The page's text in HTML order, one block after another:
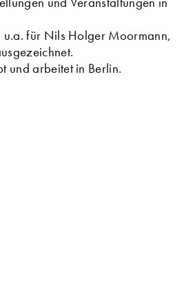
u.a. für Nils Holger Moormann,
und arbeitet in Berlin.